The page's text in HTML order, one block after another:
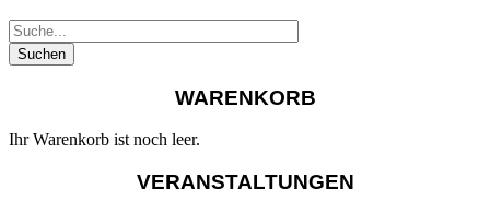
WARENKORB
Ihr Warenkorb ist noch leer.
VERANSTALTUNGEN